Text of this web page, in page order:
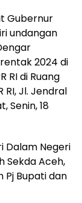
Gubernur
undangan
2024 di
RI di Ruang
RI, Jl. Jendral
Senin, 18
Dalam Negeri
Sekda Aceh,
Pj Bupati dan